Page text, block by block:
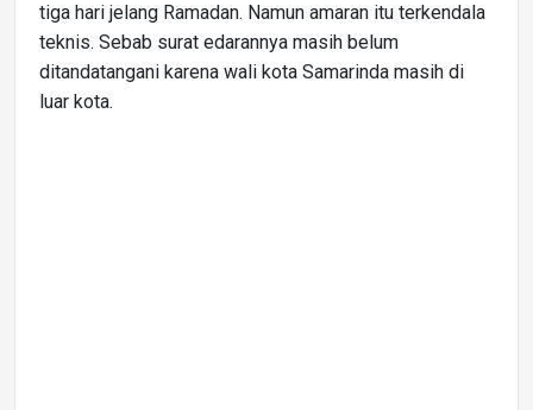
tiga hari jelang Ramadan. Namun amaran itu terkendala
teknis. Sebab surat edarannya masih belum
ditandatangani karena wali kota Samarinda masih di
luar kota.